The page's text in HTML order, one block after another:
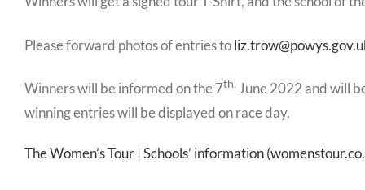
Please forward photos of entries to
Winners will be informed on the 7th, June 2022 and will
winning entries will be displayed on race day.
The Women’s Tour | Schools’ information